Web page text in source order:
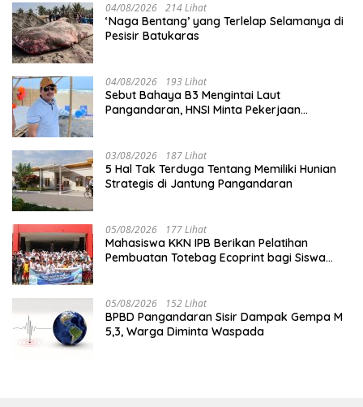
04/08/2026 214 Lihat
‘Naga Bentang’ yang Terlelap Selamanya di
Pesisir Batukaras
04/08/2026 193 Lihat
Sebut Bahaya B3 Mengintai Laut
Pangandaran, HNSI Minta Pekerjaan
03/08/2026 187 Lihat
5 Hal Tak Terduga Tentang Memiliki Hunian
Strategis di Jantung Pangandaran
05/08/2026 177 Lihat
Mahasiswa KKN IPB Berikan Pelatihan
Pembuatan Totebag Ecoprint bagi Siswa
05/08/2026 152 Lihat
BPBD Pangandaran Sisir Dampak Gempa M
5,3, Warga Diminta Waspada